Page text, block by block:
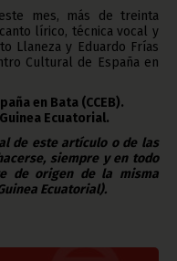
mes, más de treinta
lírico, técnica vocal y
Llaneza y Eduardo Frías
Cultural de España en
en Bata (CCEB).
Ecuatorial.
de este artículo o de las
siempre y en todo
de origen de la misma
Ecuatorial).